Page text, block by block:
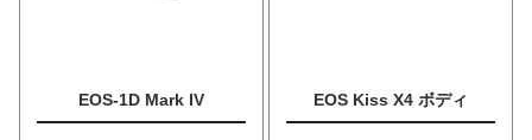
EOS-1D Mark IV EOS Kiss X4 ボディ